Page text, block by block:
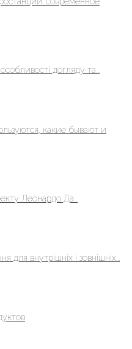
догляду та...
какие бывают и
Леонардо Да...
для внутрішніх і зовнішніх...